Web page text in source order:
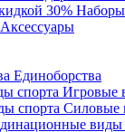
Наборы
Аксессуары
Единоборства
Игровые
Силовые